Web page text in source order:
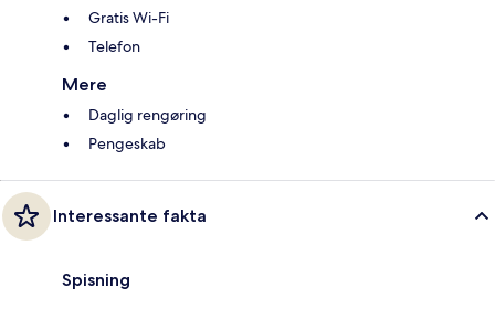
Gratis Wi-Fi
Telefon
Mere
Daglig rengøring
Pengeskab
Interessante fakta
Spisning